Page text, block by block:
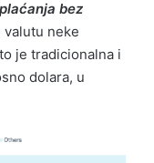
bez
valutu neke
je tradicionalna i
dolara, u